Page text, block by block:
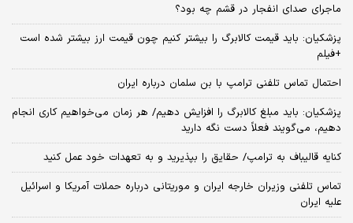
ماجرای صدای انفجار در قشم چه بود؟
پزشکیان: باید قیمت کالابرگ را بیشتر کنیم چون قیمت ارز بیشتر شده است
+فیلم
احتمال تماس تلفنی ترامپ با بن سلمان درباره ایران
پزشکیان: باید مبلغ کالابرگ را افزایش دهیم/ هر زمان می‌خواهیم کاری انجام
دهیم، می‌گویند فعلاً دست نگه دارید
کنایه قالیباف به ترامپ/ حقایق را بپذیرید و به تعهدات خود عمل کنید
تماس تلفنی وزیران خارجه ایران و موریتانی درباره حملات آمریکا و اسرائیل
علیه ایران